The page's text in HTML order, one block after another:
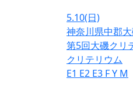
5.10(日)
神奈川県中郡
第5回大磯クリ
クリテリウム
E1 E2 E3 FY M